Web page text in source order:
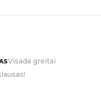
Visada greitai